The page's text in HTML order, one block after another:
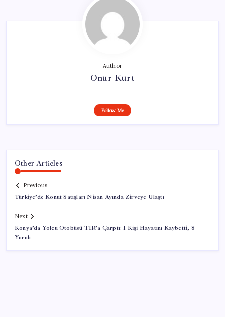
Author
Onur Kurt
Follow Me
Other Articles
Previous
Türkiye’de Konut Satışları Nisan Ayında Zirveye Ulaştı
Next
Konya’da Yolcu Otobüsü TIR’a Çarptı: 1 Kişi Hayatını Kaybetti, 8
Yaralı